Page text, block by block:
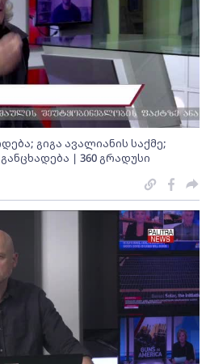
გიგა ავალიანის საქმე;
| 360 გრადუსი